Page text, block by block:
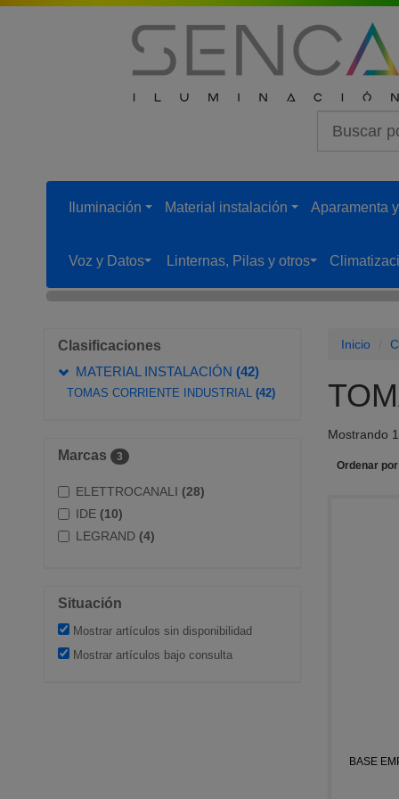
Iluminación Material instalación Aparamenta
Voz y Datos Linternas, Pilas y otros
Clasificaciones
MATERIAL INSTALACIÓN (42)
TOMAS CORRIENTE INDUSTRIAL (42)
Marcas 3
ELETTROCANALI (28)
IDE (10)
LEGRAND (4)
Situación
Mostrar artículos sin disponibilidad
Mostrar artículos bajo consulta
Inicio
Mostrando
Ordenar por
BASE